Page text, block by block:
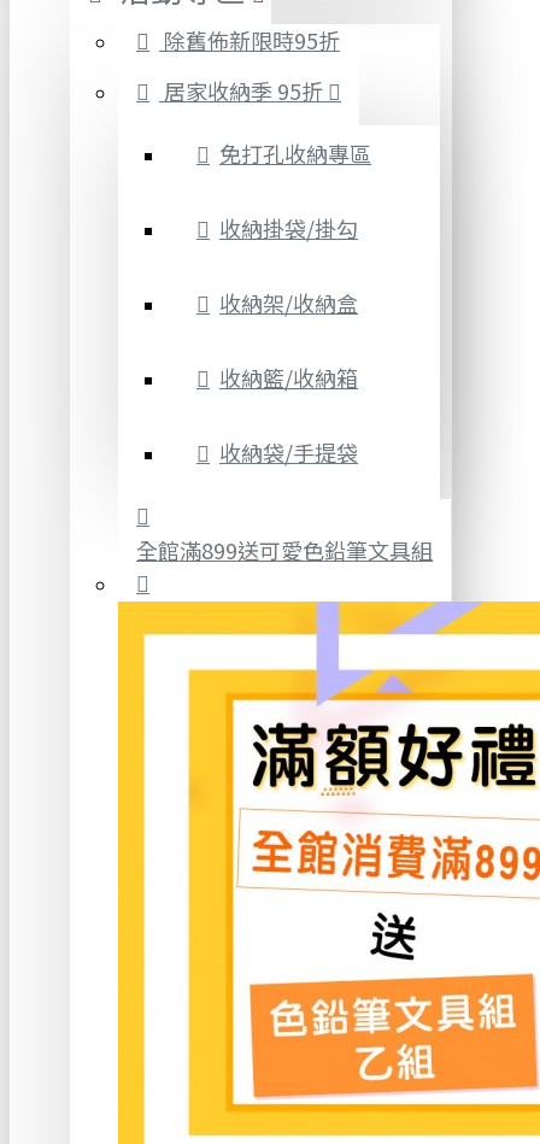
除舊佈新限時95折
居家收納季 95折
免打孔收納專區
收納掛袋/掛勾
收納架/收納盒
收納籃/收納箱
收納袋/手提袋
全館滿899送可愛色鉛筆文具組